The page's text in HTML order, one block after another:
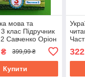
мова та
клас Підручник
Савченко Оріон
399,99 ₴
Купити